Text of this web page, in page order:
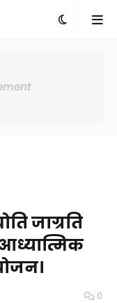
जाग्रति
0